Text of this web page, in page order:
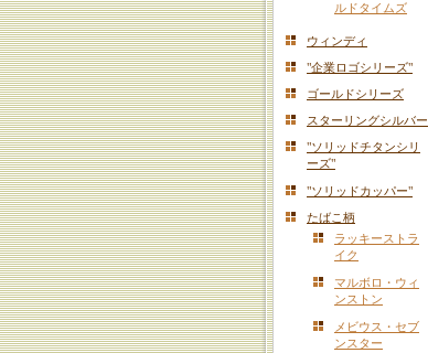
ルドタイムズ
ウィンディ
"企業ロゴシリーズ"
ゴールドシリーズ
スターリングシルバー
"ソリッドチタンシリ
ーズ"
"ソリッドカッパー"
たばこ柄
ラッキーストラ
イク
マルボロ・ウィ
ンストン
メビウス・セブ
ンスター